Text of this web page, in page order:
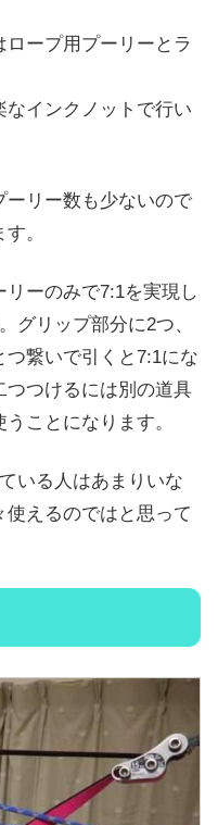
ープ用プーリーとラ
なインクノットで行い
リー数も少ないので
。
ーのみで7:1を実現し
グリップ部分に2つ、
つ繋いで引くと7:1にな
つつけるには別の道具
ことになります。
いる人はあまりいな
えるのではと思って